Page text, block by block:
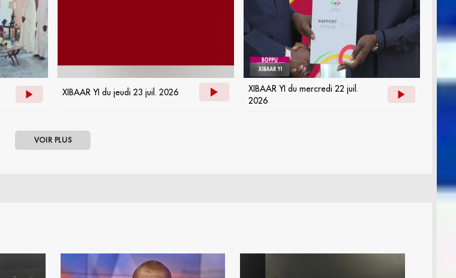
XIBAAR YI du jeudi 23 juil. 2026
XIBAAR YI du mercredi 22 juil.
2026
VOIR PLUS